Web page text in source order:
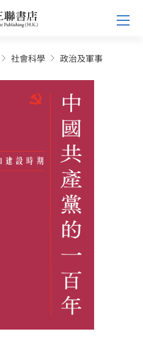
社會科學 政治及軍事